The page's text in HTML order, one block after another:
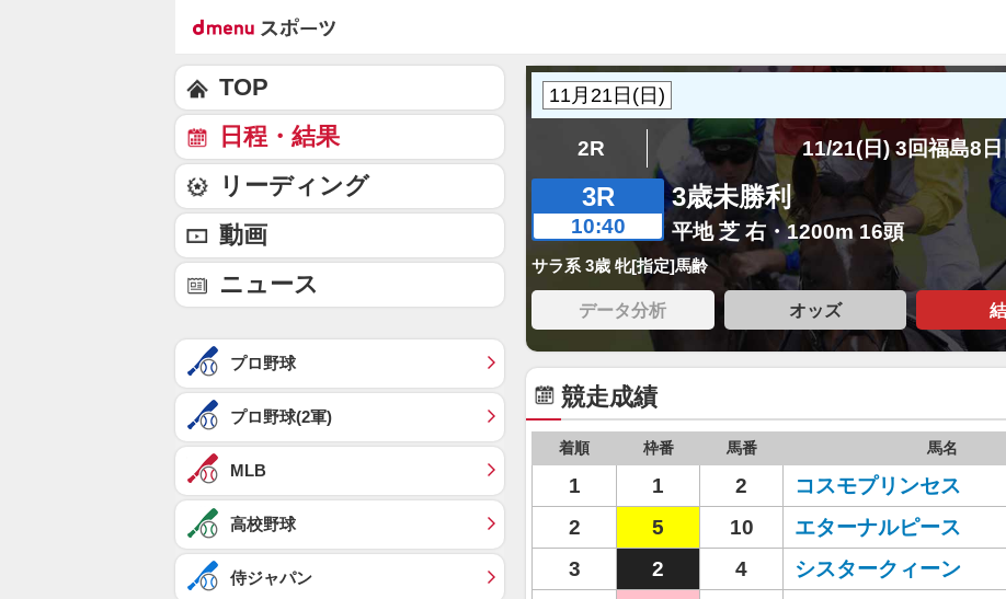
2R 11/21(日) 3回福島8
3R
10:40
3歳未勝利
平地 芝 右・1200m 16頭
サラ系 3歳 牝[指定]馬齢
データ分析 オッズ
競走成績
着順 枠番 馬番 馬名
1 1 2 コスモプリンセス
2
5 10 エターナルピース
3
2 4 シスタークィーン
TOP
日程・結果
リーディング
動画
ニュース
プロ野球
プロ野球(2軍)
MLB
高校野球
侍ジャパン